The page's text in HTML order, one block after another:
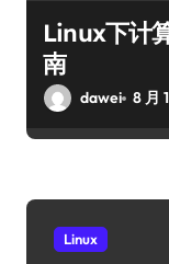
Linux下计
南
dawei 8 月
Linux